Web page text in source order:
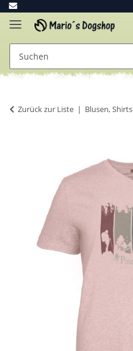
Zurück zur Liste Blusen, Shirts